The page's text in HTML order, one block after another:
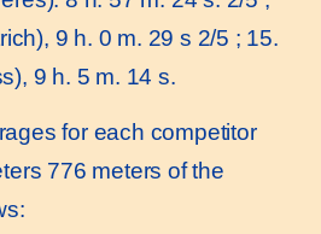
9 h. 0 m. 29 s 2/5 ; 15.
9 h. 5 m. 14 s.
for each competitor
776 meters of the